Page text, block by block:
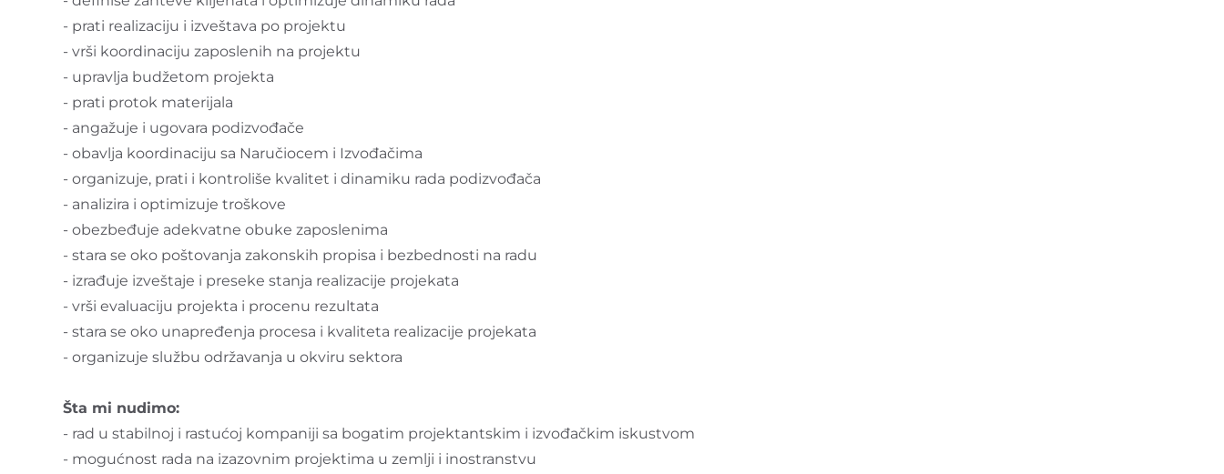
- prati realizaciju i izveštava po projektu
- vrši koordinaciju zaposlenih na projektu
- upravlja budžetom projekta
- prati protok materijala
- angažuje i ugovara podizvođače
- obavlja koordinaciju sa Naručiocem i Izvođačima
- organizuje, prati i kontroliše kvalitet i dinamiku rada podizvođača
- analizira i optimizuje troškove
- obezbeđuje adekvatne obuke zaposlenima
- stara se oko poštovanja zakonskih propisa i bezbednosti na radu
- izrađuje izveštaje i preseke stanja realizacije projekata
- vrši evaluaciju projekta i procenu rezultata
- stara se oko unapređenja procesa i kvaliteta realizacije projekata
- organizuje službu održavanja u okviru sektora
Šta mi nudimo:
- rad u stabilnoj i rastućoj kompaniji sa bogatim projektantskim i izvođačkim iskustvom
- mogućnost rada na izazovnim projektima u zemlji i inostranstvu